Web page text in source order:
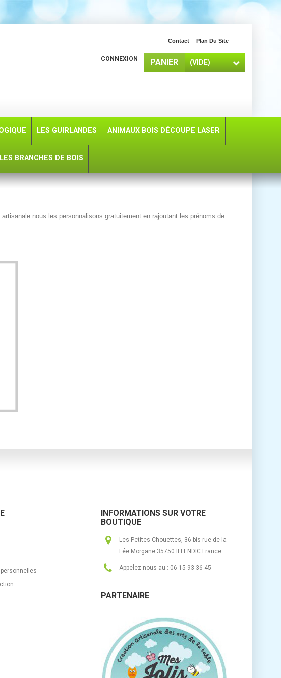
Contact Plan Du Site
PANIER (VIDE)
CONNEXION
LES GUIRLANDES ANIMAUX BOIS DÉCOUPE LASER
LES BRANCHES DE BOIS
nous les personnalisons gratuitement en rajoutant les prénoms de
INFORMATIONS SUR VOTRE
BOUTIQUE
Les Petites Chouettes, 36 bis rue de la
Fée Morgane 35750 IFFENDIC France
Appelez-nous au : 06 15 93 36 45
PARTENAIRE